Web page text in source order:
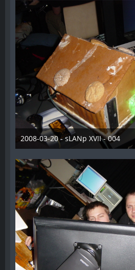
2008-03-20 - sLANp XVII - 004
28. Dezember 2012